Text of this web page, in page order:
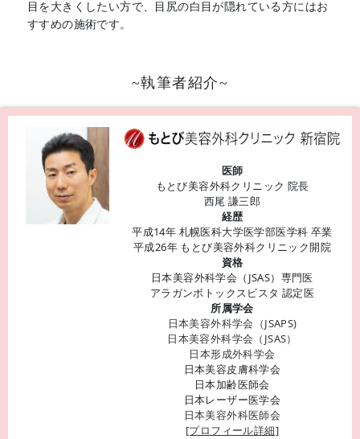
目を大きくしたい方で、目尻の白目が隠れている方にはお
すすめの施術です。
~執筆者紹介~
医師
もとび美容外科クリニック 院長
西尾 謙三郎
経歴
平成14年 札幌医科大学医学部医学科 卒業
平成26年 もとび美容外科クリニック開院
資格
日本美容外科学会（JSAS）専門医
アラガンボトックスビスタ 認定医
所属学会
日本美容外科学会（JSAPS)
日本美容外科学会（JSAS）
日本形成外科学会
日本美容皮膚科学会
日本加齢医師会
日本レーザー医学会
日本美容外科医師会
[プロフィール詳細]